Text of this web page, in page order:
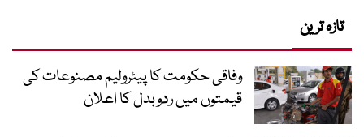
تازہ ترین
وفاقی حکومت کا پیٹرولیم مصنوعات کی
قیمتوں میں ردوبدل کا اعلان